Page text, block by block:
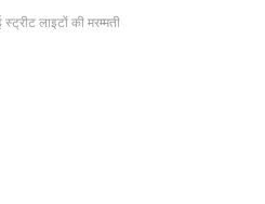
लाइटों की मरम्मती